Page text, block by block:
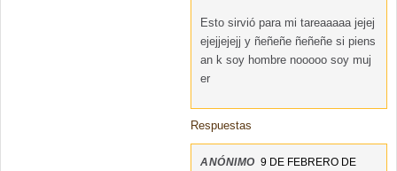
Esto sirvió para mi tareaaaaa jejej
ejejjejejj y ñeñeñe ñeñeñe si piens
an k soy hombre nooooo soy muj
er
Respuestas
ANÓNIMO 9 DE FEBRERO DE